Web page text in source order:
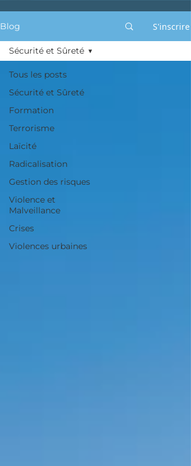
Blog S'inscrire
Tous les posts
Sécurité et Sûreté
Formation
Terrorisme
Laïcité
Radicalisation
Gestion des risques
Violence et
Malveillance
Crises
Violences urbaines
Sécurité et Sûreté